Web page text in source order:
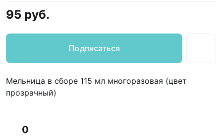
95 руб.
Подписаться
Мельница в сборе 115 мл многоразовая (цвет
прозрачный)
0